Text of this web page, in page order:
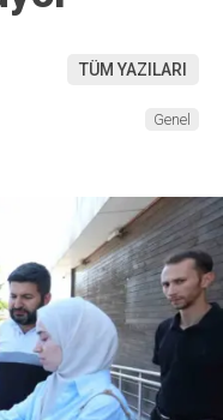
TÜM YAZILARI
Genel